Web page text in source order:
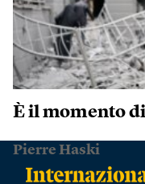
È il momento
Pierre Haski